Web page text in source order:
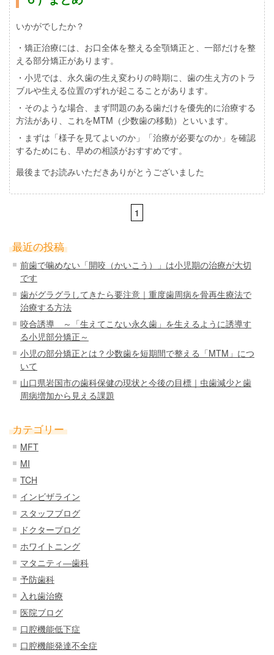
いかがでしたか？
・矯正治療には、お口全体を整える全顎矯正と、一部だけを整
える部分矯正があります。
・小児では、永久歯の生え変わりの時期に、歯の生え方のトラ
ブルや生える位置のずれが起こることがあります。
・そのような場合、まず問題のある歯だけを優先的に治療する
方法があり、これをMTM（少数歯の移動） といいます。
・まずは「様子を見てよいのか」「治療が必要なのか」を確認
するためにも、早めの相談がおすすめです。
最後までお読みいただきありがとうございました
1
最近の投稿
前歯で噛めない「開咬（かいこう）」は小児期の治療が大切
です
歯がグラグラしてきたら要注意｜重度歯周病を骨再生療法で
治療する方法
咬合誘導 ～「生えてこない永久歯」を生えるように誘導す
る小児部分矯正～
小児の部分矯正とは？少数歯を短期間で整える「MTM」につ
いて
山口県岩国市の歯科保健の現状と今後の目標｜虫歯減少と歯
周病増加から見える課題
カテゴリー
MFT
MI
TCH
インビザライン
スタッフブログ
ドクターブログ
ホワイトニング
マタニティ―歯科
予防歯科
入れ歯治療
医院ブログ
口腔機能低下症
口腔機能発達不全症